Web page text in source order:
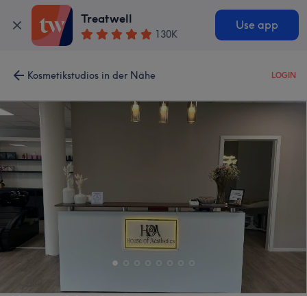
Treatwell
130K
Use app
Kosmetikstudios in der Nähe LOGIN